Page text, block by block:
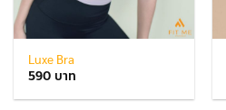
Luxe Bra
590